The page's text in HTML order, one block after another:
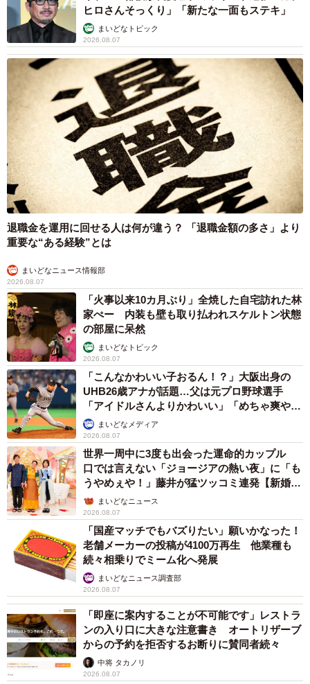
ヒロさんそっくり」「新たな一面もステキ」
まいどなトピック
2026.08.07
退職金を運用に回せる人は何が違う？ 「退職金額の多さ」より
重要な“ある経験”とは
まいどなニュース情報部
2026.08.07
「火事以来10カ月ぶり」全焼した自宅訪れた林
家ぺー 内装も壁も取り払われスケルトン状態
の部屋に呆然
まいどなトピック
2026.08.07
「こんなかわいい子おるん！？」大阪出身の
UHB26歳アナが話題…父は元プロ野球選手
「アイドルさんよりかわいい」「めちゃ爽や
か」まいどなメディア
2026.08.07
世界一周中に3度も出会った運命的カップル
口では言えない「ジョージアの熱い夜」に「も
うやめぇや！」藤井が猛ツッコミ連発【新婚さ
ん】まいどなニュース
2026.08.07
「国産マッチでもバズりたい」願いかなった！
老舗メーカーの投稿が4100万再生 他業種も
続々相乗りでミーム化へ発展
まいどなニュース調査部
2026.08.07
「即座に案内することが不可能です」レストラ
ンの入り口に大きな注意書き オートリザーブ
からの予約を拒否するお断りに賛同者続々
中将 タカノリ
2026.08.07